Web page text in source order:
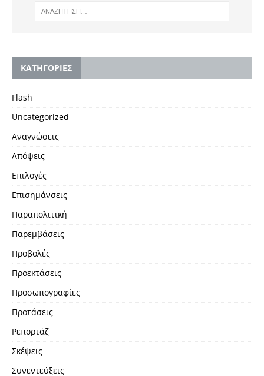
KΑΤΗΓΟΡΙΕΣ
Flash
Uncategorized
Αναγνώσεις
Απόψεις
Επιλογές
Επισημάνσεις
Παραπολιτική
Παρεμβάσεις
Προβολές
Προεκτάσεις
Προσωπογραφίες
Προτάσεις
Ρεπορτάζ
Σκέψεις
Συνεντεύξεις